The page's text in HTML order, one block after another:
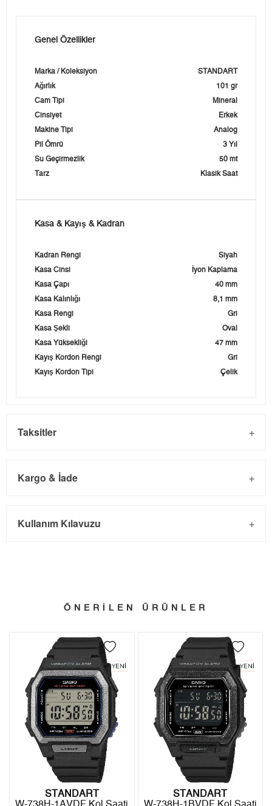
Genel Özellikler
Marka / Koleksiyon
STANDART
Ağırlık
101 gr
Cam Tipi
Mineral
Cinsiyet
Erkek
Makine Tipi
Analog
Pil Ömrü
3 Yıl
Su Geçirmezlik
50 mt
Tarz
Klasik Saat
Kasa & Kayış & Kadran
Kadran Rengi
Siyah
Kasa Cinsi
İyon Kaplama
Kasa Çapı
40 mm
Kasa Kalınlığı
8,1 mm
Kasa Rengi
Gri
Kasa Şekli
Oval
Kasa Yüksekliği
47 mm
Kayış Kordon Rengi
Gri
Kayış Kordon Tipi
Çelik
Taksitler
3.609,30 ₺
6 614,09 ₺ 3.684,54 ₺
7 537,57 ₺ 3.762,99 ₺
8 480,61 ₺ 3.844,88 ₺
9 3.929,94 ₺
Kargo & İade
Türkiye'nin her yerine 2.500₺ ve üzeri alışverişlerde Yurtiçi
- Kargonuz elinize ulaştığı tarihten itibaren 14 gün içerisinde
iade edebilirsiniz.
Kullanım Kılavuzu
ÖNERİLEN ÜRÜNLER
STANDART
STANDART